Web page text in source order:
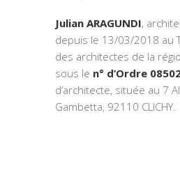
Julian ARAGUNDI,
depuis le 13/03/2018 au
des architectes de la
sous le n° d’Ordre
d’architecte, située au 7
Gambetta, 92110 CLICHY.